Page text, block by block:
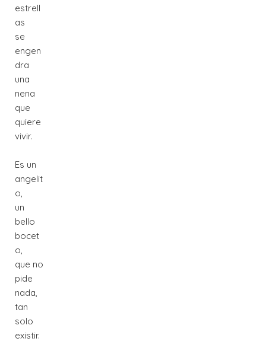
estrell
as
se
engen
dra
una
nena
que
quiere
vivir.
Es un
angelit
o,
un
bello
bocet
o,
que no
pide
nada,
tan
solo
existir.